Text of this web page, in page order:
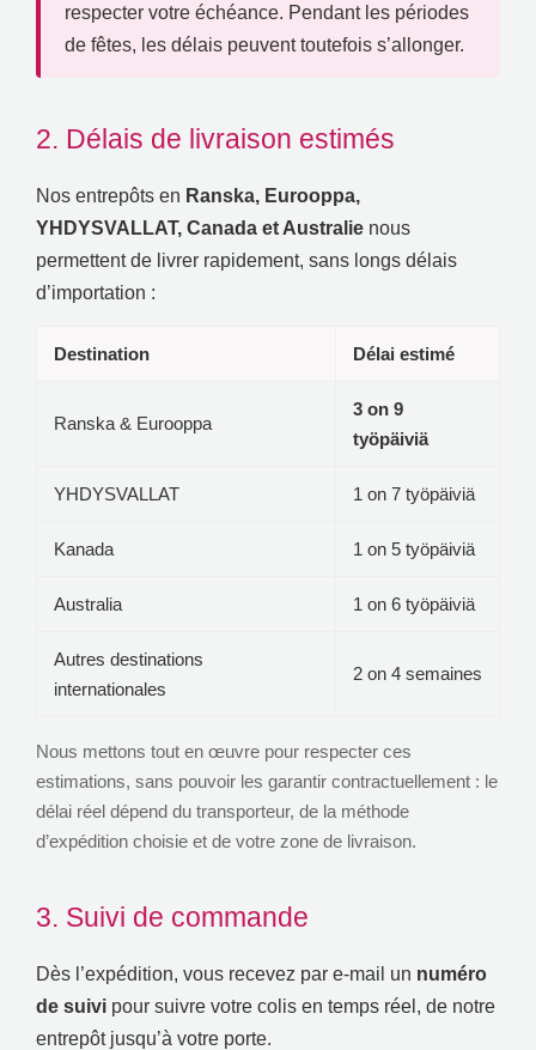
respecter votre échéance. Pendant les périodes
de fêtes, les délais peuvent toutefois s’allonger.
2. Délais de livraison estimés
Nos entrepôts en Ranska, Eurooppa,
YHDYSVALLAT, Canada et Australie nous
permettent de livrer rapidement, sans longs délais
d’importation :
Destination Délai estimé
Ranska & Eurooppa
3 on 9
työpäiviä
YHDYSVALLAT 1 on 7 työpäiviä
Kanada 1 on 5 työpäiviä
Australia 1 on 6 työpäiviä
Autres destinations
internationales
2 on 4 semaines
Nous mettons tout en œuvre pour respecter ces
estimations, sans pouvoir les garantir contractuellement : le
délai réel dépend du transporteur, de la méthode
d’expédition choisie et de votre zone de livraison.
3. Suivi de commande
Dès l’expédition, vous recevez par e-mail un numéro
de suivi pour suivre votre colis en temps réel , de notre
entrepôt jusqu’à votre porte.